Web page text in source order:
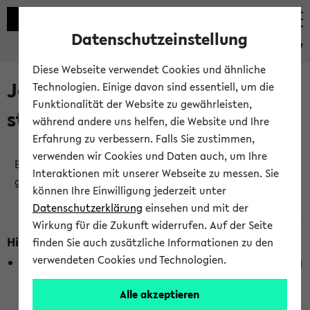
eKVV
Jetzt und in Kürze
stattfindende Veranstaltungen
Es wurden keine jetzt stattfindenden Veranstaltungen
gefunden!
Hinweise zur Liste
Die Anzeige ist semesterübergreifend und nicht abhängig
vom im eKVV gewählten Semester.
Datenschutzeinstellung
Diese Webseite verwendet Cookies und ähnliche
Technologien. Einige davon sind essentiell, um die
Funktionalität der Website zu gewährleisten,
während andere uns helfen, die Website und Ihre
Erfahrung zu verbessern. Falls Sie zustimmen,
verwenden wir Cookies und Daten auch, um Ihre
Interaktionen mit unserer Webseite zu messen. Sie
können Ihre Einwilligung jederzeit unter
Datenschutzerklärung einsehen und mit der
Wirkung für die Zukunft widerrufen. Auf der Seite
finden Sie auch zusätzliche Informationen zu den
verwendeten Cookies und Technologien.
Alle akzeptieren